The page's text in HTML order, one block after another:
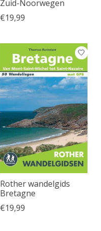
Zuid-Noorwegen
€19,99
Rother wandelgids
Bretagne
€19,99